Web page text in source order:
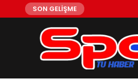
SON GELİŞME